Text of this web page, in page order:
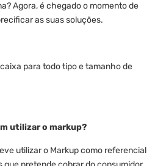
Agora, é chegado o momento de
as suas soluções.
para todo tipo e tamanho de
utilizar o markup?
utilizar o Markup como referencial